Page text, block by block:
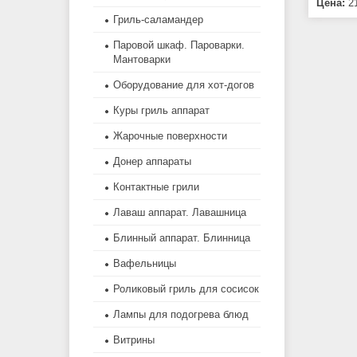
Цена:
Гриль-саламандер
Паровой шкаф. Пароварки.
Мантоварки
Оборудование для хот-догов
Куры гриль аппарат
Жарочные поверхности
Донер аппараты
Контактные грили
Лаваш аппарат. Лавашница
Блинный аппарат. Блинница
Вафельницы
Роликовый гриль для сосисок
Лампы для подогрева блюд
Витрины